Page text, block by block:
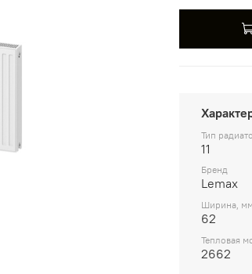
Тип
11
Бренд
Lemax
Ширина, мм
62
Тепловая
2662